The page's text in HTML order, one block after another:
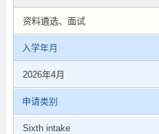
资料遴选、面试
入学年月
2026年4月
申请类别
Sixth intake